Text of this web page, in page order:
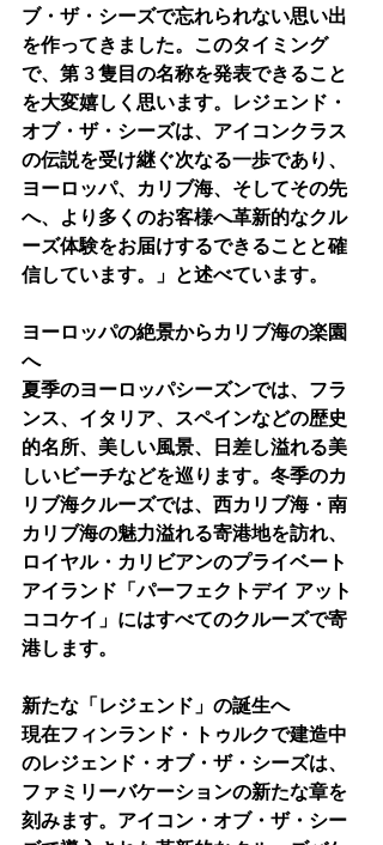
ブ・ザ・シーズで忘れられない思い出
を作ってきました。このタイミング
で、第 3 隻目の名称を発表できること
を大変嬉しく思います。レジェンド・
オブ・ザ・シーズは、アイコンクラス
の伝説を受け継ぐ次なる一歩であり、
ヨーロッパ、カリブ海、そしてその先
へ、より多くのお客様へ革新的なクル
ーズ体験をお届けするできることと確
信しています。」と述べています。
ヨーロッパの絶景からカリブ海の楽園
へ
夏季のヨーロッパシーズンでは、フラ
ンス、イタリア、スペインなどの歴史
的名所、美しい風景、日差し溢れる美
しいビーチなどを巡ります。冬季のカ
リブ海クルーズでは、西カリブ海・南
カリブ海の魅力溢れる寄港地を訪れ、
ロイヤル・カリビアンのプライベート
アイランド「パーフェクトデイ アット
ココケイ」にはすべてのクルーズで寄
港します。
新たな「レジェンド」の誕生へ
現在フィンランド・トゥルクで建造中
のレジェンド・オブ・ザ・シーズは、
ファミリーバケーションの新たな章を
刻みます。アイコン・オブ・ザ・シー